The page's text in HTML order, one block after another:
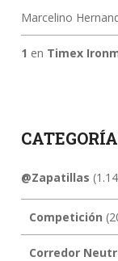
Marcelino
1 en Timex
@Zapatillas
Competición
Corredor